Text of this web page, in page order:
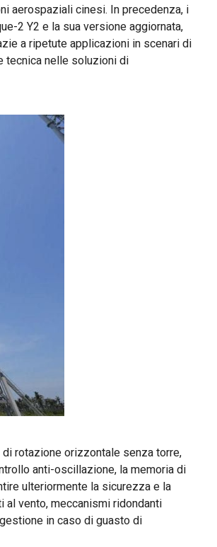
aerospaziali cinesi. In precedenza, i
2 Y2 e la sua versione aggiornata,
a ripetute applicazioni in scenari di
tecnica nelle soluzioni di
di rotazione orizzontale senza torre,
anti-oscillazione, la memoria di
ulteriormente la sicurezza e la
vento, meccanismi ridondanti
in caso di guasto di